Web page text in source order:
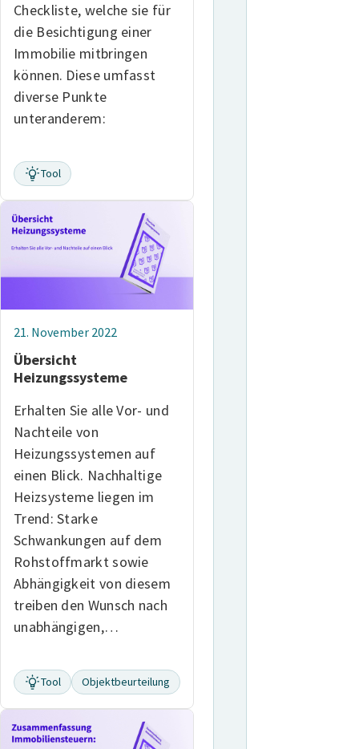
Checkliste, welche sie für
die Besichtigung einer
Immobilie mitbringen
können. Diese umfasst
diverse Punkte
unteranderem:
Tool
21. November 2022
Übersicht
Heizungssysteme
Erhalten Sie alle Vor- und
Nachteile von
Heizungssystemen auf
einen Blick. Nachhaltige
Heizsysteme liegen im
Trend: Starke
Schwankungen auf dem
Rohstoffmarkt sowie
Abhängigkeit von diesem
treiben den Wunsch nach
unabhängigen,…
Tool Objektbeurteilung